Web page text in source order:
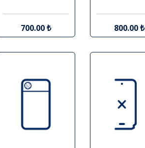
700.00 ₺ 800.00 ₺